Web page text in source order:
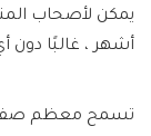
يمكن لأصحاب
أشهر ، غالبًا دون
تسمح معظم